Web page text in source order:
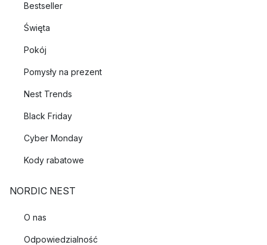
Bestseller
Święta
Pokój
Pomysły na prezent
Nest Trends
Black Friday
Cyber Monday
Kody rabatowe
NORDIC NEST
O nas
Odpowiedzialność